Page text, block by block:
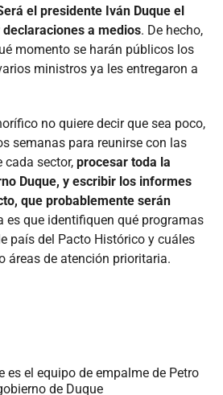
el presidente Iván Duque el
a medios. De hecho,
momento se harán públicos los
ministros ya les entregaron a
no quiere decir que sea poco,
semanas para reunirse con las
cada sector, procesar toda la
Duque, y escribir los informes
que probablemente serán
es que identifiquen qué programas
país del Pacto Histórico y cuáles
áreas de atención prioritaria.
es el equipo de empalme de Petro
de Duque